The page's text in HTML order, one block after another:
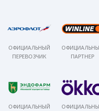
ОФИЦИАЛЬНЫЙ
ПЕРЕВОЗЧИК
ПАРТНЕР
ОФИЦИАЛЬНЫЙ